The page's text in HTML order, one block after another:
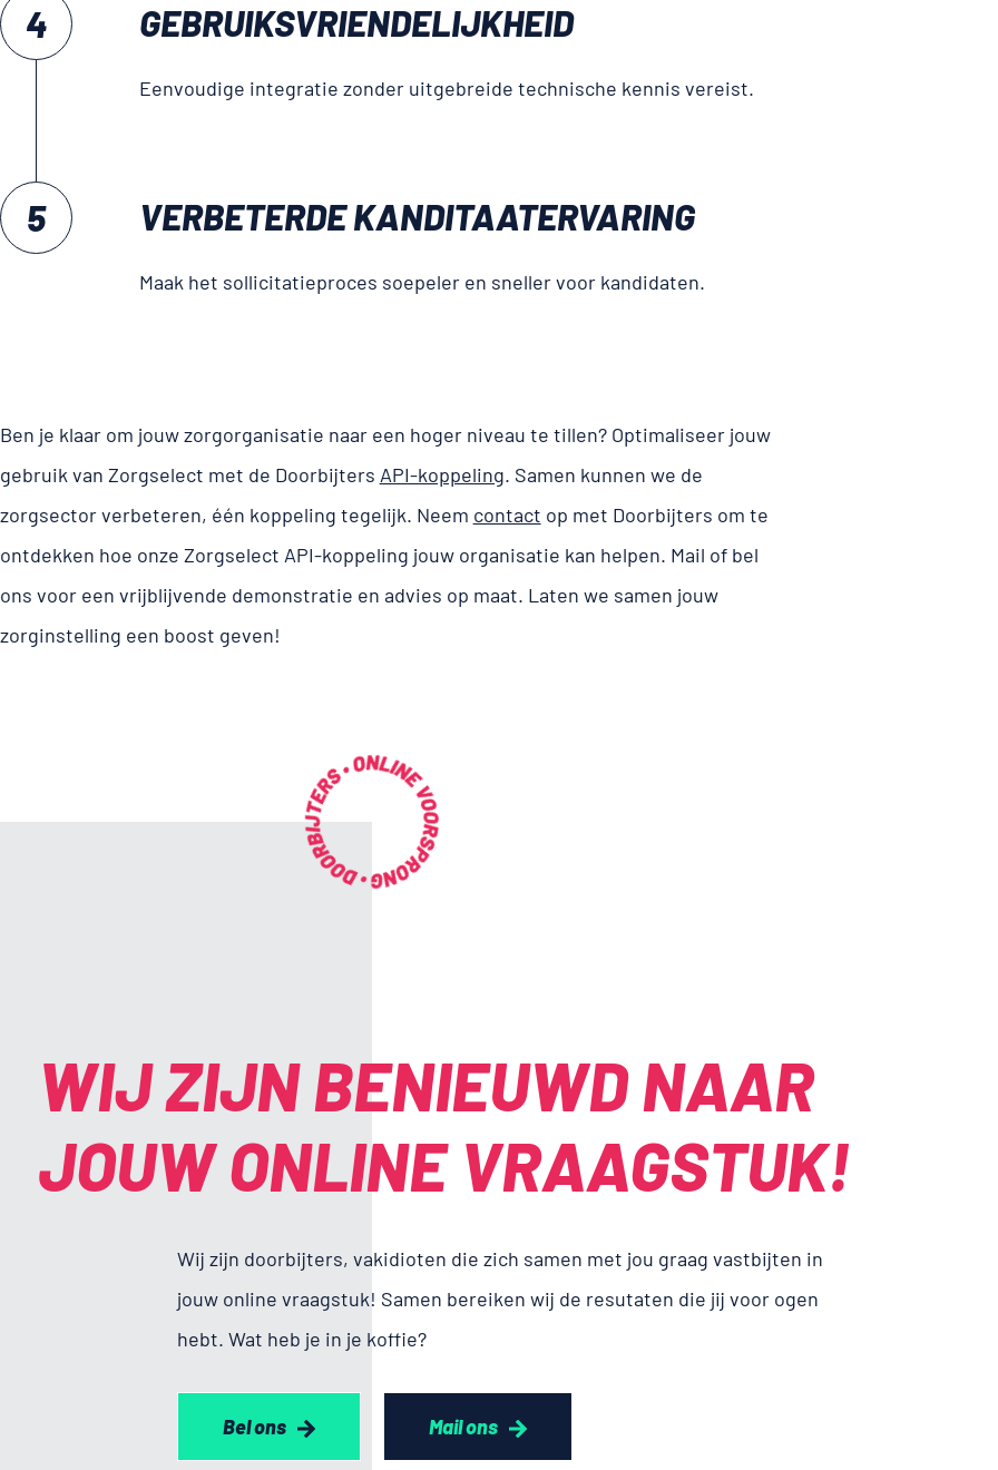
GEBRUIKS­VRIENDELIJK­HEID
Eenvoudige integratie zonder uitgebreide technische kennis vereist.
VERBETERDE KANDITAAT­ERVARING
Maak het sollicitatieproces soepeler en sneller voor kandidaten.
Ben je klaar om jouw zorgorganisatie naar een hoger niveau te tillen? Optimaliseer jouw
gebruik van Zorgselect met de Doorbijters API-koppeling. Samen kunnen we de
zorgsector verbeteren, één koppeling tegelijk. Neem contact op met Doorbijters om te
ontdekken hoe onze Zorgselect API-koppeling jouw organisatie kan helpen. Mail of bel
ons voor een vrijblijvende demonstratie en advies op maat. Laten we samen jouw
zorginstelling een boost geven!
WIJ ZIJN BENIEUWD NAAR
JOUW ONLINE VRAAG­STUK!
Wij zijn doorbijters, vakidioten die zich samen met jou graag vastbijten in
jouw online vraagstuk! Samen bereiken wij de resutaten die jij voor ogen
hebt. Wat heb je in je koffie?
Bel ons Mail ons